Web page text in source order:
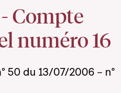
Compte
numéro 16
50 du 13/07/2006 – n°